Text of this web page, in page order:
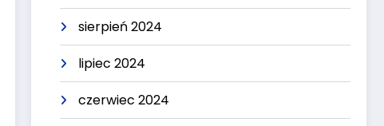
sierpień 2024
lipiec 2024
czerwiec 2024